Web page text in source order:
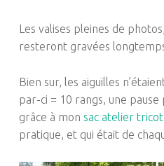
Les valises pleines de
resteront gravées
Bien sur, les aiguilles
par-ci = 10 rangs, une
grâce à mon sac atelier
pratique, et qui était de